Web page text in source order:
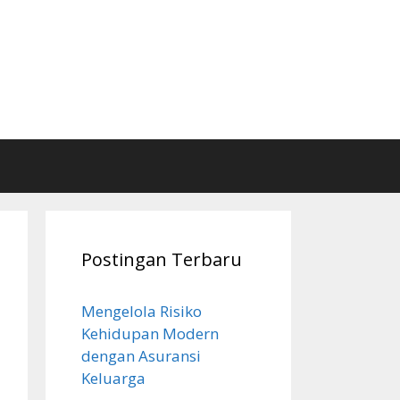
Postingan Terbaru
Mengelola Risiko
Kehidupan Modern
dengan Asuransi
Keluarga